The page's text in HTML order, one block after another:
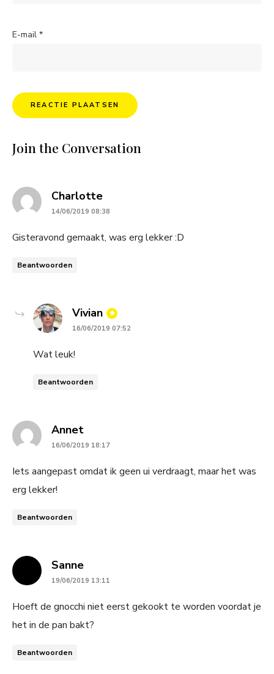
E-mail *
Join the Conversation
Charlottesays:
14/06/2019 08:38
Gisteravond gemaakt, was erg lekker :D
Beantwoorden
Vivian says:
16/06/2019 07:52
Wat leuk!
Beantwoorden
Annetsays:
16/06/2019 18:17
Iets aangepast omdat ik geen ui verdraagt, maar het was
erg lekker!
Beantwoorden
Sannesays:
19/06/2019 13:11
Hoeft de gnocchi niet eerst gekookt te worden voordat je
het in de pan bakt?
Beantwoorden